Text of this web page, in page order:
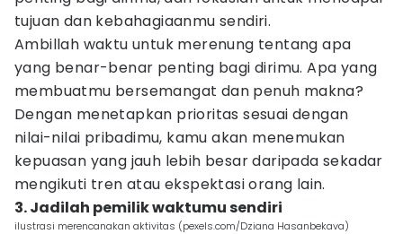
tujuan dan kebahagiaanmu sendiri.
Ambillah waktu untuk merenung tentang apa
yang benar-benar penting bagi dirimu. Apa yang
membuatmu bersemangat dan penuh makna?
Dengan menetapkan prioritas sesuai dengan
nilai-nilai pribadimu, kamu akan menemukan
kepuasan yang jauh lebih besar daripada sekadar
mengikuti tren atau ekspektasi orang lain.
3. Jadilah pemilik waktumu sendiri
ilustrasi merencanakan aktivitas (pexels.com/Dziana Hasanbekava)